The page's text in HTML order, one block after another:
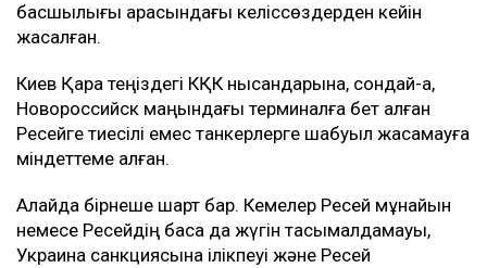
басшылығы арасындағы келіссөздерден кейін
жасалған.
Киев Қара теңіздегі КҚК нысандарына, сондай-ақ,
Новороссийск маңындағы терминалға бет алған
Ресейге тиесілі емес танкерлерге шабуыл жасамауға
міндеттеме алған.
Алайда бірнеше шарт бар. Кемелер Ресей мұнайын
немесе Ресейдің басқа да жүгін тасымалдамауы,
Украина санкциясына ілікпеуі және Ресей